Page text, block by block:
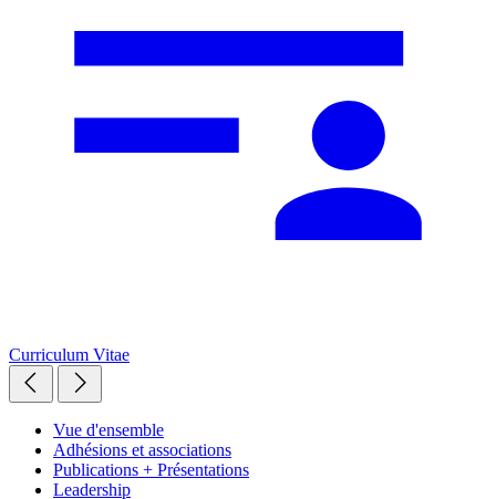
Curriculum Vitae
Vue d'ensemble
Adhésions et associations
Publications + Présentations
Leadership